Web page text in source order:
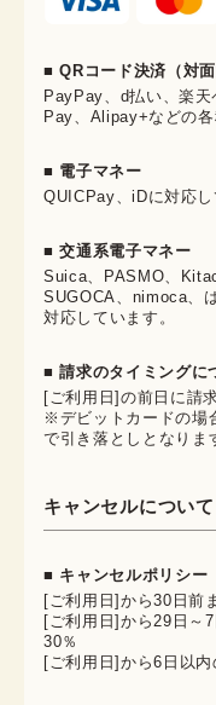
■ QRコード決済（対面
PayPay、d払い、楽
Pay、Alipay+などの各
■ 電子マネー
QUICPay、iDに対応し
■ 交通系電子マネー
Suica、PASMO、
SUGOCA、nimoca、
対応しています。
■ 請求のタイミングに
[ご利用日]の前日に請
※デビットカードの場
で引き落としとなりま
キャンセルについて
■ キャンセルポリシー
[ご利用日]から30日前
[ご利用日]から29日～
30％
[ご利用日]から6日以